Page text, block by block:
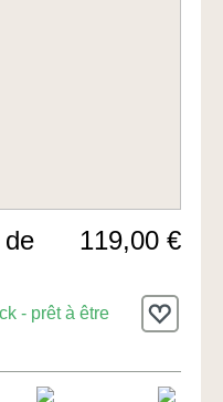
119,00 €
- prêt à être